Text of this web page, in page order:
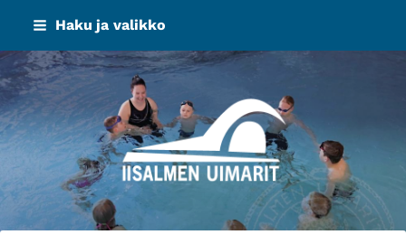
Siirry
sisältöön
Haku ja valikko
Iisalmen Uimarit ry